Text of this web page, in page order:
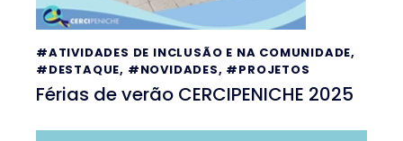
#ATIVIDADES DE INCLUSÃO E NA COMUNIDADE,
#DESTAQUE, #NOVIDADES, #PROJETOS
Férias de verão CERCIPENICHE 2025